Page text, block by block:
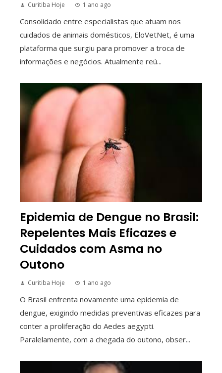
Curitiba Hoje 1 ano ago
Consolidado entre especialistas que atuam nos
cuidados de animais domésticos, EloVetNet, é uma
plataforma que surgiu para promover a troca de
informações e negócios. Atualmente reú...
Epidemia de Dengue no Brasil:
Repelentes Mais Eficazes e
Cuidados com Asma no
Outono
Curitiba Hoje 1 ano ago
O Brasil enfrenta novamente uma epidemia de
dengue, exigindo medidas preventivas eficazes para
conter a proliferação do Aedes aegypti.
Paralelamente, com a chegada do outono, obser...